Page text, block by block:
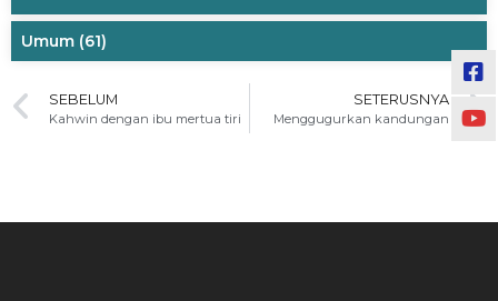
Umum (61)
SEBELUM
Kahwin dengan ibu mertua tiri
SETERUSNYA
Menggugurkan kandungan